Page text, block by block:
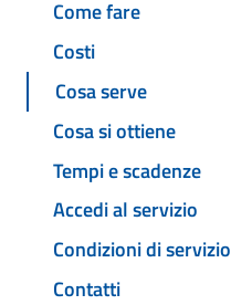
Come fare
Costi
Cosa serve
Cosa si ottiene
Tempi e scadenze
Accedi al servizio
Condizioni di servizio
Contatti